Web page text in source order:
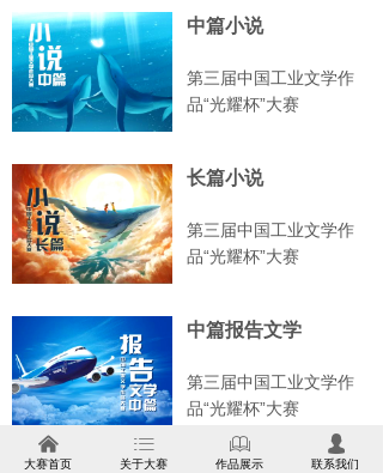
中篇小说
第三届中国工业文学作
品“光耀杯”大赛
长篇小说
第三届中国工业文学作
品“光耀杯”大赛
中篇报告文学
第三届中国工业文学作
品“光耀杯”大赛
낀
大赛首页
ꂇ
关于大赛
ꁡ
作品展示
넙
联系我们